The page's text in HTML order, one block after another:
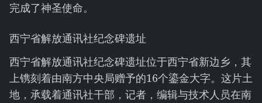
完成了神圣使命。
西宁省解放通讯社纪念碑遗址
西宁省解放通讯社纪念碑遗址位于西宁省新边乡，其
上镌刻着由南方中央局赠予的16个鎏金大字。这片土
地，承载着通讯社干部，记者，编辑与技术人员在南